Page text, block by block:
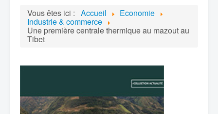
Vous êtes ici : Accueil Economie
Industrie & commerce
Une première centrale thermique au mazout au
Tibet